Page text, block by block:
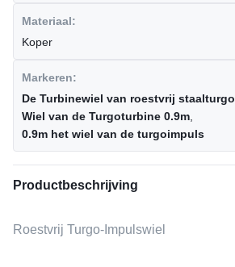
Materiaal:
Koper
Markeren:
De Turbinewiel van roestvrij staalturgo
Wiel van de Turgoturbine 0.9m
0.9m het wiel van de turgoimpuls
Productbeschrijving
Roestvrij Turgo-Impulswiel